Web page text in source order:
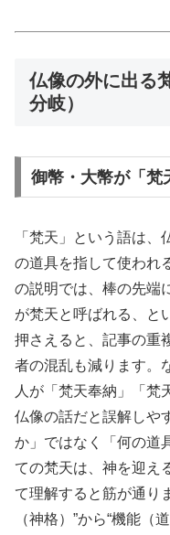
仏像の外に出る
分岐）
御幣・大幣が「梵
「梵天」という語は
の道具を指して使われ
の説明では、棒の先端
が梵天と呼ばれる、と
押さえると、記事の重
者の混乱も減ります。
人が「梵天奉納」「梵
仏像の話だと誤解しや
か」ではなく「何の道
ての梵天は、神を迎え
て理解すると筋が通り
（神格）”から“機能（